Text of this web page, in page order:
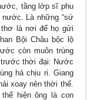
tầng lớp sĩ phu
Là những “sứ
thơ là nơi để họ gửi
Bội Châu bộc lộ
còn muôn trùng
trước thời đại: Nước
há chịu ri. Giang
xoay nên thời thế.
hiện ông là con